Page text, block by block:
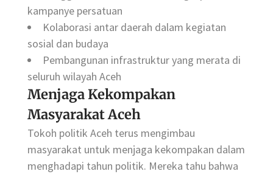
kampanye persatuan
Kolaborasi antar daerah dalam kegiatan
sosial dan budaya
Pembangunan infrastruktur yang merata di
seluruh wilayah Aceh
Menjaga Kekompakan
Masyarakat Aceh
Tokoh politik Aceh terus mengimbau
masyarakat untuk menjaga kekompakan dalam
menghadapi tahun politik. Mereka tahu bahwa